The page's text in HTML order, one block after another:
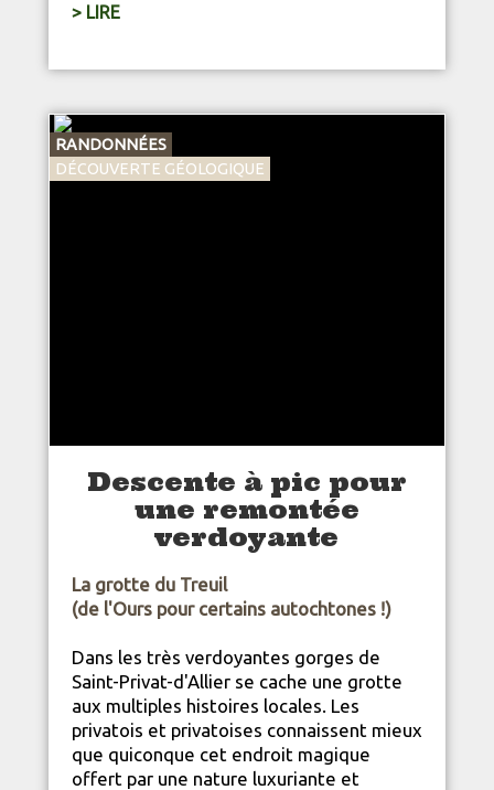
> LIRE
RANDONNÉES
DÉCOUVERTE GÉOLOGIQUE
Descente à pic pour
une remontée
verdoyante
La grotte du Treuil
(de l'Ours pour certains autochtones !)
Dans les très verdoyantes gorges de
Saint-Privat-d'Allier se cache une grotte
aux multiples histoires locales. Les
privatois et privatoises connaissent mieux
que quiconque cet endroit magique
offert par une nature luxuriante et